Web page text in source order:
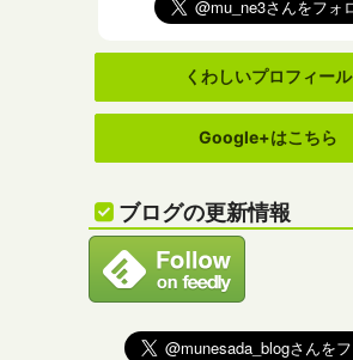
くわしいプロフィール
Google+はこちら
ブログの更新情報